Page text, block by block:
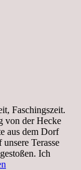
Faschingszeit.
von der Hecke
aus dem Dorf
Terasse
Ich